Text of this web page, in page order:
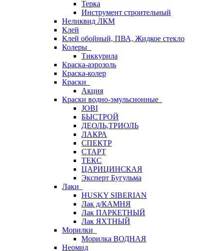
Терка
Инструмент строительный
Неликвид ЛКМ
Клей
Клей обойный, ПВА, Жидкое стекло
Колеры
Тиккурила
Краска-аэрозоль
Краска-колер
Краски
Акция
Краски водно-эмульсионные
JOBI
БЫСТРОЙ
ДЕОЛЬ,ТРИОЛЬ
ЛАКРА
СПЕКТР
СТАРТ
ТЕКС
ЦАРИЦИНСКАЯ
Эксперт Бугульма
Лаки
HUSKY SIBERIAN
Лак д/КАМНЯ
Лак ПАРКЕТНЫЙ
Лак ЯХТНЫЙ
Морилки
Морилка ВОДНАЯ
Неомид